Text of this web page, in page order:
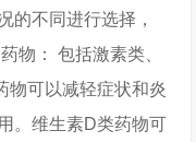
的不同进行选择，
物： 包括激素类、
物可以减轻症状和炎
。维生素D类药物可